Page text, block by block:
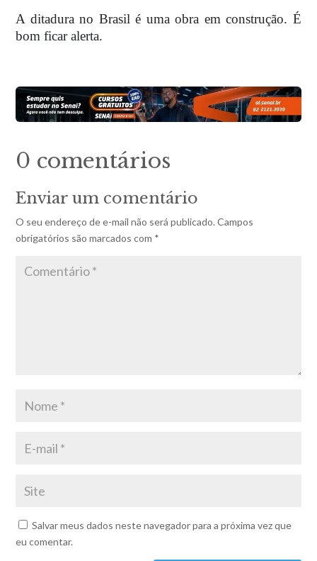
A ditadura no Brasil é uma obra em construção. É
bom ficar alerta.
0 comentários
Enviar um comentário
O seu endereço de e-mail não será publicado. Campos
obrigatórios são marcados com *
Salvar meus dados neste navegador para a próxima vez que
eu comentar.